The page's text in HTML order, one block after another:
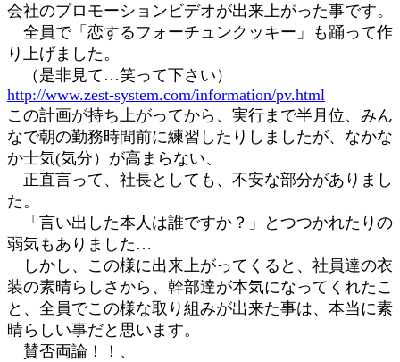
会社のプロモーションビデオが出来上がった事です。
全員で「恋するフォーチュンクッキー」も踊って作
り上げました。
（是非見て…笑って下さい）
http://www.zest-system.com/information/pv.html
この計画が持ち上がってから、実行まで半月位、みん
なで朝の勤務時間前に練習したりしましたが、なかな
か士気(気分）が高まらない、
正直言って、社長としても、不安な部分がありまし
た。
「言い出した本人は誰ですか？」とつつかれたりの
弱気もありました…
しかし、この様に出来上がってくると、社員達の衣
装の素晴らしさから、幹部達が本気になってくれたこ
と、全員でこの様な取り組みが出来た事は、本当に素
晴らしい事だと思います。
賛否両論！！、